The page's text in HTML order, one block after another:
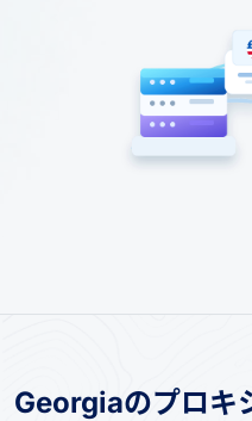
Georgiaのプロキ